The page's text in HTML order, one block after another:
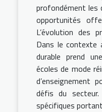
profondément les
opportunités
L’évolution des
Dans le contexte
durable prend
écoles de mode
d’enseignement
défis du secteur.
spécifiques